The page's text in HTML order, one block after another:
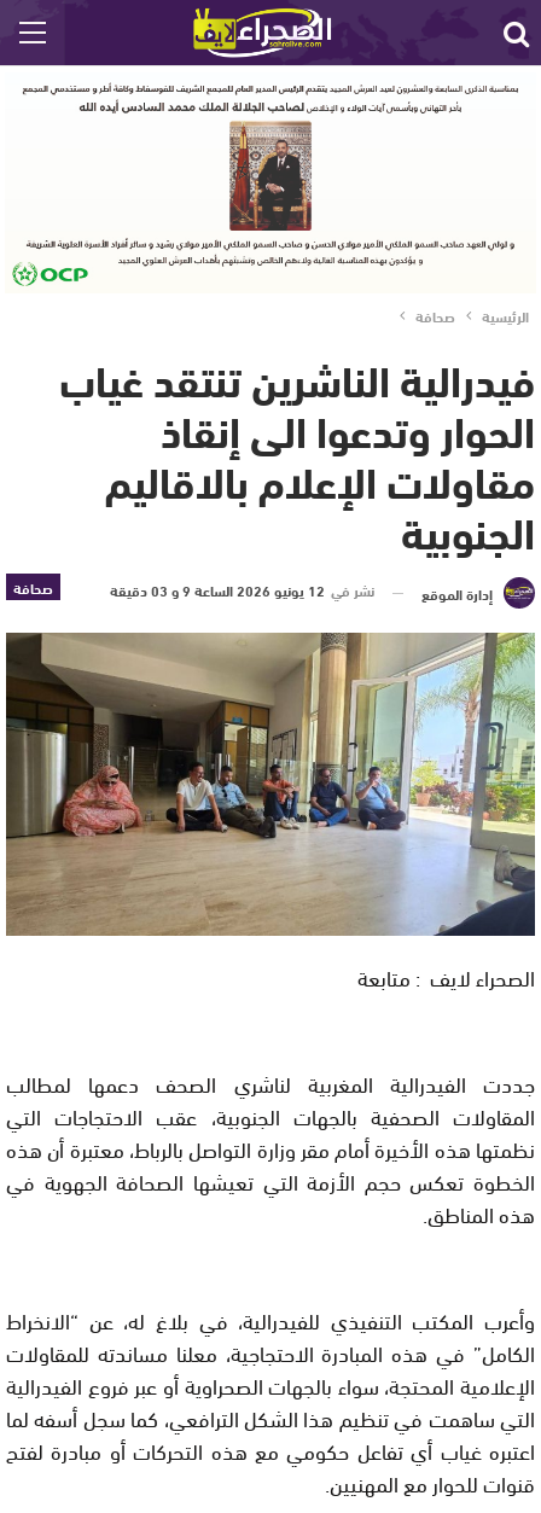
الرئيسية صحافة
فيدرالية الناشرين تنتقد غياب
الحوار وتدعوا الى إنقاذ
مقاولات الإعلام بالاقاليم
الجنوبية
صحافة إدارة الموقع نشر في 12 يونيو 2026 الساعة 9 و 03 دقيقة
الصحراء لايف : متابعة
جددت الفيدرالية المغربية لناشري الصحف دعمها لمطالب
المقاولات الصحفية بالجهات الجنوبية، عقب الاحتجاجات التي
نظمتها هذه الأخيرة أمام مقر وزارة التواصل بالرباط، معتبرة أن هذه
الخطوة تعكس حجم الأزمة التي تعيشها الصحافة الجهوية في
هذه المناطق.
وأعرب المكتب التنفيذي للفيدرالية، في بلاغ له، عن “الانخراط
الكامل” في هذه المبادرة الاحتجاجية، معلنا مساندته للمقاولات
الإعلامية المحتجة، سواء بالجهات الصحراوية أو عبر فروع الفيدرالية
التي ساهمت في تنظيم هذا الشكل الترافعي، كما سجل أسفه لما
اعتبره غياب أي تفاعل حكومي مع هذه التحركات أو مبادرة لفتح
قنوات للحوار مع المهنيين.